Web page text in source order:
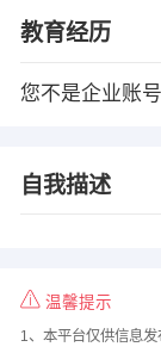
教育经历
您不是企业账
自我描述
温馨提示
1、本平台仅供信息发